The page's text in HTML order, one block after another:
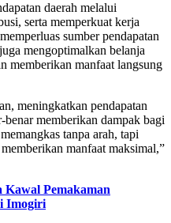
daerah melalui
serta memperkuat kerja
sumber pendapatan
mengoptimalkan belanja
memberikan manfaat langsung
meningkatkan pendapatan
benar memberikan dampak bagi
tanpa arah, tapi
manfaat maksimal,”
Kawal Pemakaman
Imogiri